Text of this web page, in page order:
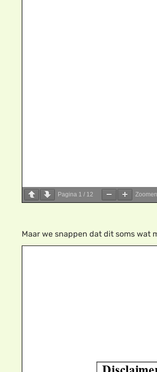
Pagina 1 / 12 Zoomen
Maar we snappen dat dit soms wat